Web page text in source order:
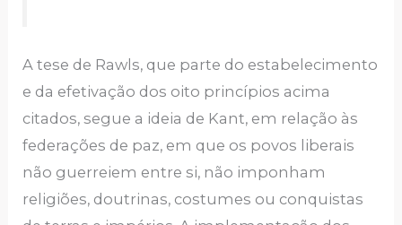
A tese de Rawls, que parte do estabelecimento
e da efetivação dos oito princípios acima
citados, segue a ideia de Kant, em relação às
federações de paz, em que os povos liberais
não guerreiem entre si, não imponham
religiões, doutrinas, costumes ou conquistas